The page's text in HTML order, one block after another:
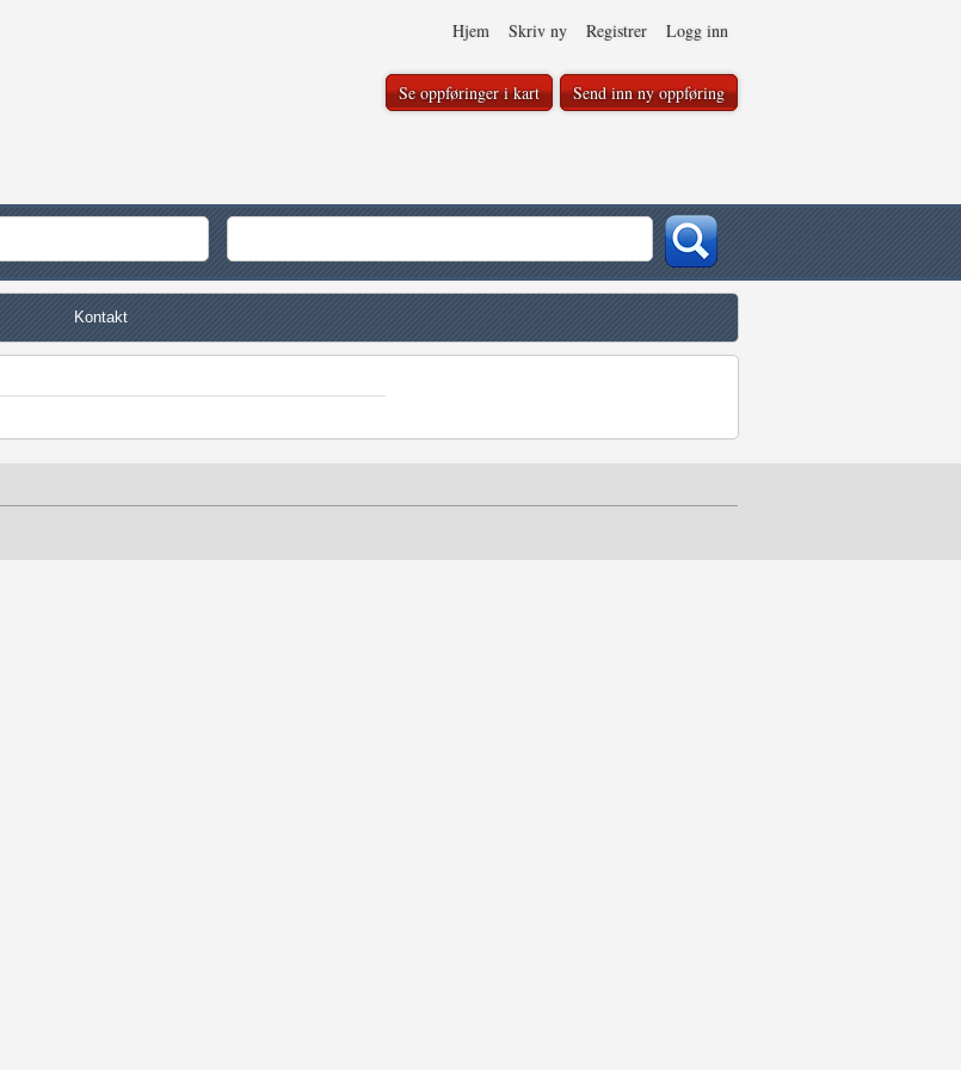
Hjem Skriv ny Registrer Logg inn
Se oppføringer i kart Send inn ny oppføring
Kontakt